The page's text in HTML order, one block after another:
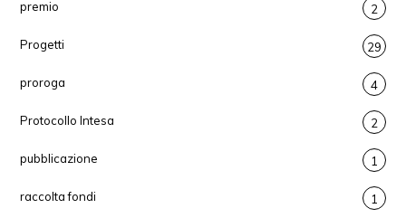
premio 2
Progetti 29
proroga 4
Protocollo Intesa 2
pubblicazione 1
raccolta fondi 1